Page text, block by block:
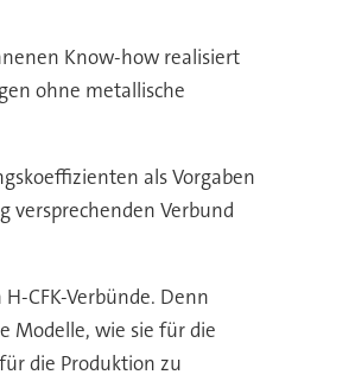
Know-how realisiert
ohne metallische
als Vorgaben
versprechenden Verbund
CFK-Verbünde. Denn
Modelle, wie sie für die
die Produktion zu